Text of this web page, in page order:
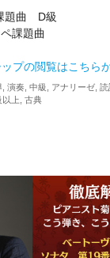
題曲 D級
課題曲
プの閲覧はこちら
演奏, 中級, アナリーゼ,
以上, 古典